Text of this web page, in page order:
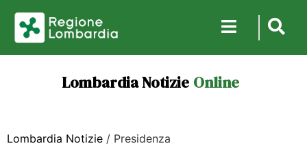
Lombardia Notizie Online
Lombardia Notizie / Presidenza